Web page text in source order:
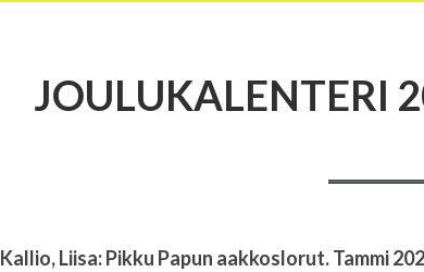
JOULUKALENTERI
Kallio, Liisa: Pikku Papun aakkoslorut. Tammi